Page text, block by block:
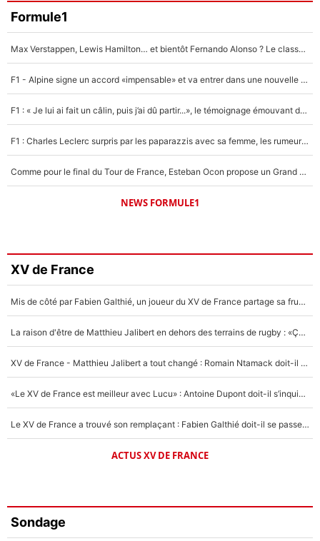
Formule1
Max Verstappen, Lewis Hamilton… et bientôt Fernando Alonso ? Le classement des pilotes les mieux payés en Formule 1 risque de changer !
F1 - Alpine signe un accord «impensable» et va entrer dans une nouvelle dimension : Grande nouvelle pour Pierre Gasly !
F1 : « Je lui ai fait un câlin, puis j’ai dû partir...», le témoignage émouvant de Max Verstappen sur sa fille
F1 : Charles Leclerc surpris par les paparazzis avec sa femme, les rumeurs étaient vraies !
Comme pour le final du Tour de France, Esteban Ocon propose un Grand Prix de Formule 1 à Paris : «Autour de l’Arc de Triomphe, ce serait génial» !
NEWS FORMULE1
XV de France
Mis de côté par Fabien Galthié, un joueur du XV de France partage sa frustration : «ils ne me l’ont pas dit tout de suite»
La raison d'être de Matthieu Jalibert en dehors des terrains de rugby : «Ça m'atteint autant que si tu touches à un membre de ma famille»
XV de France - Matthieu Jalibert a tout changé : Romain Ntamack doit-il s’inquiéter pour sa place à un an de la Coupe du monde ?
«Le XV de France est meilleur avec Lucu» : Antoine Dupont doit-il s’inquiéter pour sa place ?
Le XV de France a trouvé son remplaçant : Fabien Galthié doit-il se passer d'Antoine Dupont ?
ACTUS XV DE FRANCE
Sondage